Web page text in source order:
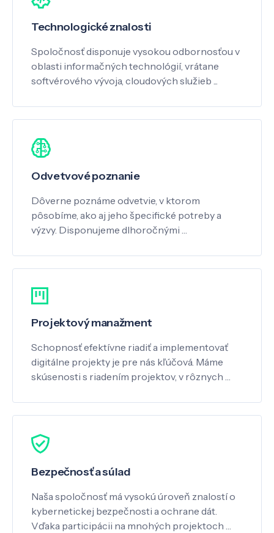
Technologické znalosti
Spoločnosť disponuje vysokou odbornosťou v
oblasti informačných technológií, vrátane
softvérového vývoja, cloudových služieb ...
Odvetvové poznanie
Dôverne poznáme odvetvie, v ktorom
pôsobíme, ako aj jeho špecifické potreby a
výzvy. Disponujeme dlhoročnými …
Projektový manažment
Schopnosť efektívne riadiť a implementovať
digitálne projekty je pre nás kľúčová. Máme
skúsenosti s riadením projektov, v rôznych …
Bezpečnosť a súlad
Naša spoločnosť má vysokú úroveň znalostí o
kybernetickej bezpečnosti a ochrane dát.
Vďaka participácii na mnohých projektoch …